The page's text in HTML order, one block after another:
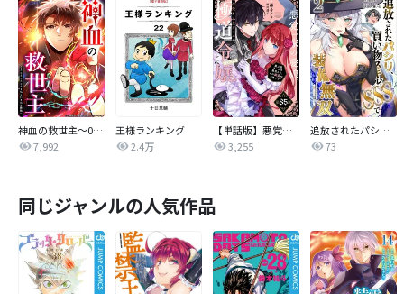
神血の救世主～0.00000001％を引き当て最強へ～【タテヨミ】
7,992
王様ランキング
2.4万
【単話版】悪党一家の愛娘、転生先も乙女ゲームの極道令嬢でした。～最上級ランクの悪役さま、その溺愛は不要です！～@COMIC
3,255
追放されたパシリ、買い物スキルSSSで装備無双 ～買ったモノを超強化して最強パーティー目指します～【単行本版】
73
同じジャンルの人気作品